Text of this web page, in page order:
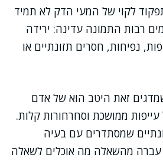
לקוי של המעי הדק לא תמיד
רבות התמונה עדינה: ירידה
נפיחות, חסרים תזונתיים או
זאת היטב הוא של אדם
ממושכת וסחרחורות קלות.
שמסתדרים עם בעיה
מהשאלה מה אוכלים לשאלה